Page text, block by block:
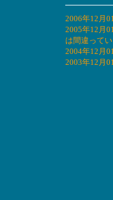
2006年12月
2005年12月
は間違ってい
2004年12月
2003年12月